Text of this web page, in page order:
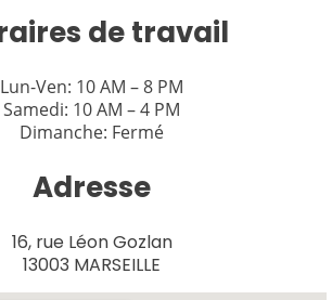
de travail
Lun-Ven: 10 AM – 8 PM
Samedi: 10 AM – 4 PM
Dimanche: Fermé
Adresse
16, rue Léon Gozlan
13003 MARSEILLE